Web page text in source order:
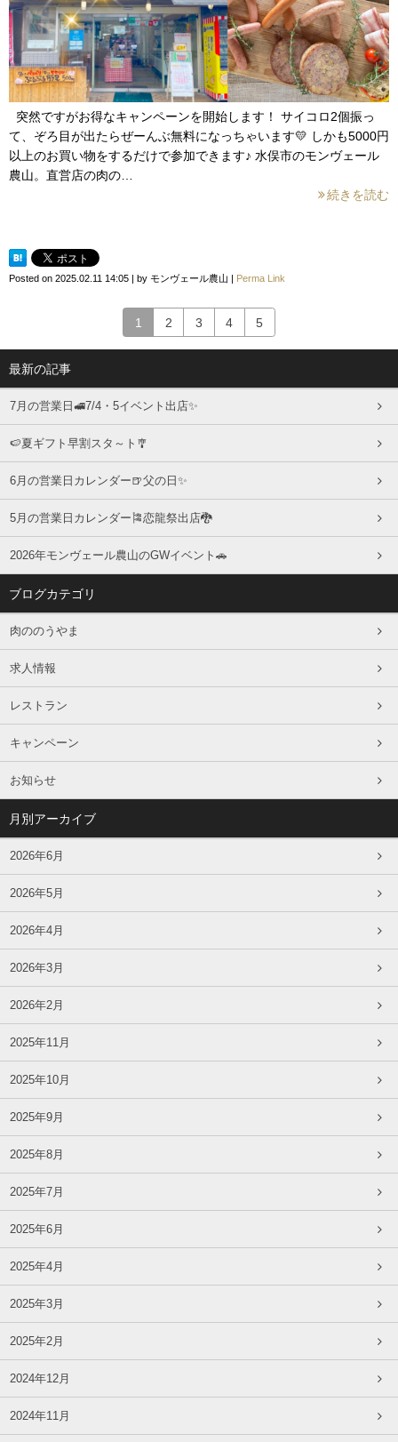
突然ですがお得なキャンペーンを開始します！ サイコロ2個振っ
て、ぞろ目が出たらぜーんぶ無料になっちゃいます💛 しかも5000円
以上のお買い物をするだけで参加できます♪ 水俣市のモンヴェール
農山。直営店の肉の…
続きを読む
Posted on 2025.02.11 14:05 by モンヴェール農山 Perma Link
1 2 3 4 5
最新の記事
7月の営業日🚅7/4・5イベント出店✨
🍉夏ギフト早割スタ～ト🎐
6月の営業日カレンダー🍺父の日✨
5月の営業日カレンダー🎏恋龍祭出店🐉
2026年モンヴェール農山のGWイベント🚗
ブログカテゴリ
肉ののうやま
求人情報
レストラン
キャンペーン
お知らせ
月別アーカイブ
2026年6月
2026年5月
2026年4月
2026年3月
2026年2月
2025年11月
2025年10月
2025年9月
2025年8月
2025年7月
2025年6月
2025年4月
2025年3月
2025年2月
2024年12月
2024年11月